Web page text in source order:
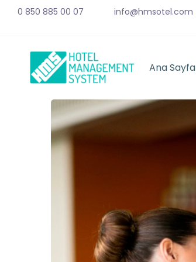
0 850 885 00 07 info@hmsotel.com
Ana Sayfa